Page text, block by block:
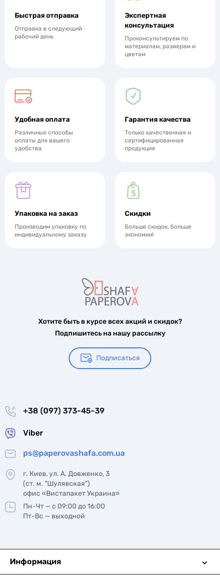
Быстрая отправка
Отправка в следующий
рабочий день
Экспертная
консультация
Проконсультируем по
материалам, размерам и
цветам
Удобная оплата
Различные способы
оплаты для вашего
удобства
Гарантия качества
Только качественная и
сертифицированная
продукция
Упаковка на заказ
Производим упаковку по
индивидуальному заказу
Скидки
Больше скидок, больше
экономии!
Хотите быть в курсе всех акций и скидок?
Подпишитесь на нашу рассылку
Подписаться
+38 (097) 373-45-39
Viber
ps@paperovashafa.com.ua
г. Киев, ул. А. Довженко, 3
(ст. м. "Шулявская")
офис «Вистапакет Украина»
Пн-Чт — с 09:00 до 16:00
Пт-Вс — выходной
Информация